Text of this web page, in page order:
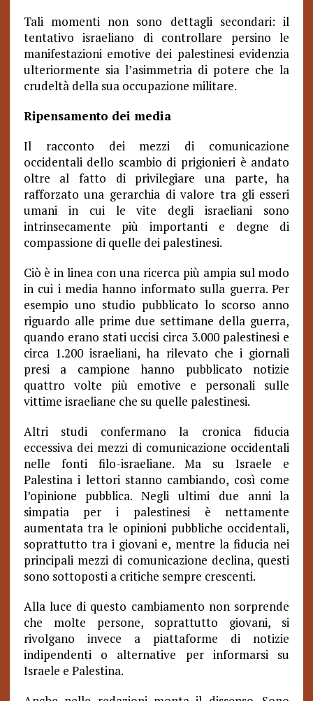
Tali momenti non sono dettagli secondari: il
tentativo israeliano di controllare persino le
manifestazioni emotive dei palestinesi evidenzia
ulteriormente sia l’asimmetria di potere che la
crudeltà della sua occupazione militare.
Ripensamento dei media
Il racconto dei mezzi di comunicazione
occidentali dello scambio di prigionieri è andato
oltre al fatto di privilegiare una parte, ha
rafforzato una gerarchia di valore tra gli esseri
umani in cui le vite degli israeliani sono
intrinsecamente più importanti e degne di
compassione di quelle dei palestinesi.
Ciò è in linea con una ricerca più ampia sul modo
in cui i media hanno informato sulla guerra. Per
esempio uno studio pubblicato lo scorso anno
riguardo alle prime due settimane della guerra,
quando erano stati uccisi circa 3.000 palestinesi e
circa 1.200 israeliani, ha rilevato che i giornali
presi a campione hanno pubblicato notizie
quattro volte più emotive e personali sulle
vittime israeliane che su quelle palestinesi.
Altri studi confermano la cronica fiducia
eccessiva dei mezzi di comunicazione occidentali
nelle fonti filo-israeliane. Ma su Israele e
Palestina i lettori stanno cambiando, così come
l’opinione pubblica. Negli ultimi due anni la
simpatia per i palestinesi è nettamente
aumentata tra le opinioni pubbliche occidentali,
soprattutto tra i giovani e, mentre la fiducia nei
principali mezzi di comunicazione declina, questi
sono sottoposti a critiche sempre crescenti.
Alla luce di questo cambiamento non sorprende
che molte persone, soprattutto giovani, si
rivolgano invece a piattaforme di notizie
indipendenti o alternative per informarsi su
Israele e Palestina.